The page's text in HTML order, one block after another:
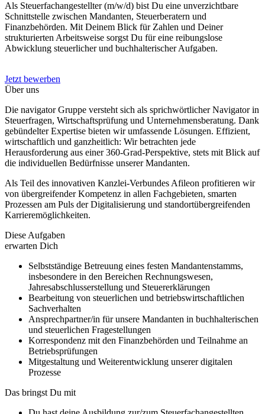
Als Steuerfachangestellter (m/w/d) bist Du eine unverzichtbare
Schnittstelle zwischen Mandanten, Steuerberatern und
Finanzbehörden. Mit Deinem Blick für Zahlen und Deiner
strukturierten Arbeitsweise sorgst Du für eine reibungslose
Abwicklung steuerlicher und buchhalterischer Aufgaben.
Jetzt bewerben
Über uns
Die navigator Gruppe versteht sich als sprichwörtlicher Navigator in
Steuerfragen, Wirtschaftsprüfung und Unternehmensberatung. Dank
gebündelter Expertise bieten wir umfassende Lösungen. Effizient,
wirtschaftlich und ganzheitlich: Wir betrachten jede
Herausforderung aus einer 360-Grad-Perspektive, stets mit Blick auf
die individuellen Bedürfnisse unserer Mandanten.
Als Teil des innovativen Kanzlei-Verbundes Afileon profitieren wir
von übergreifender Kompetenz in allen Fachgebieten, smarten
Prozessen am Puls der Digitalisierung und standortübergreifenden
Karrieremöglichkeiten.
Diese Aufgaben
erwarten Dich
Selbstständige Betreuung eines festen Mandantenstamms,
insbesondere in den Bereichen Rechnungswesen,
Jahresabschlusserstellung und Steuererklärungen
Bearbeitung von steuerlichen und betriebswirtschaftlichen
Sachverhalten
Ansprechpartner/in für unsere Mandanten in buchhalterischen
und steuerlichen Fragestellungen
Korrespondenz mit den Finanzbehörden und Teilnahme an
Betriebsprüfungen
Mitgestaltung und Weiterentwicklung unserer digitalen
Prozesse
Das bringst Du mit